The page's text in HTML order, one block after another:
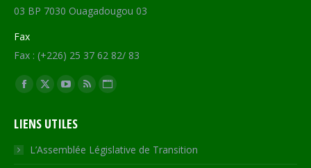
03 BP 7030 Ouagadougou 03
Fax
Fax : (+226) 25 37 62 82/ 83
Trouvez nous sur :
Facebook
opens
in
new
X
opens
in
new
YouTube
opens
in
new
RSS
in
new
Site
opens
in
LIENS UTILES
L’Assemblée Législative de Transition